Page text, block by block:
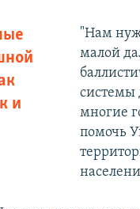
и
"Нам
малой
системы
многие
помочь